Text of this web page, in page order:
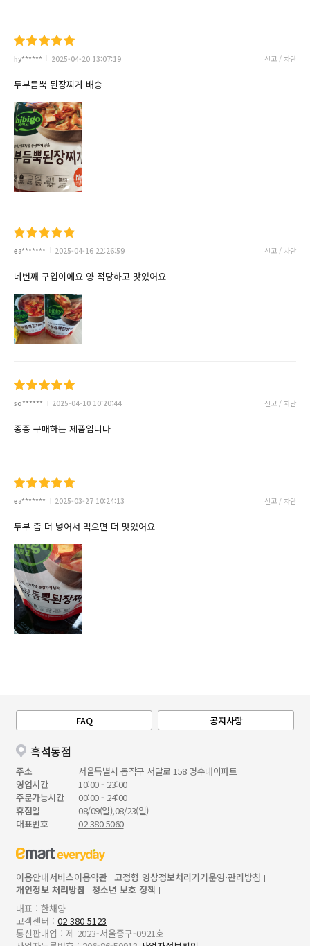
hy****** 2025-04-20 13:07:19 신고 / 차단
두부듬뿍 된장찌게 배송
ea******* 2025-04-16 22:26:59 신고 / 차단
네번째 구입이에요 양 적당하고 맛있어요
so****** 2025-04-10 10:20:44 신고 / 차단
종종 구매하는 제품입니다
ea******* 2025-03-27 10:24:13 신고 / 차단
두부 좀 더 넣어서 먹으면 더 맛있어요
FAQ 공지사항
흑석동점
주소
서울특별시 동작구 서달로 158 명수대아파트
영업시간
10:00 - 23:00
주문가능시간
00:00 - 24:00
휴점일
08/09(일),08/23(일)
대표번호
02 380 5060
이용안내서비스이용약관 고정형 영상정보처리기기운영·관리방침
개인정보 처리방침
청소년 보호 정책
대표 : 한채양
고객센터 : 02 380 5123
통신판매업 : 제 2023-서울중구-0921호